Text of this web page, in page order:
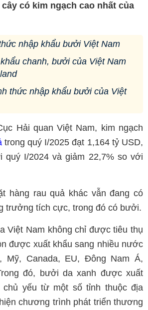
có kim ngạch cao nhất của
nhập khẩu bưởi Việt Nam
chanh, bưởi của Việt Nam
thức nhập khẩu bưởi của Việt
Hải quan Việt Nam, kim ngạch
trong quý I/2025 đạt 1,164 tỷ USD,
quý I/2024 và giảm 22,7% so với
hàng rau quả khác vẫn đang có
trưởng tích cực, trong đó có bưởi.
Việt Nam không chỉ được tiêu thụ
được xuất khẩu sang nhiều nước
Mỹ, Canada, EU, Đông Nam Á,
đó, bưởi da xanh được xuất
chủ yếu từ một số tỉnh thuộc địa
chương trình phát triển thương